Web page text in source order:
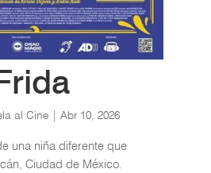
al Cine| Abr 10, 2026
una niña diferente que
Ciudad de México.